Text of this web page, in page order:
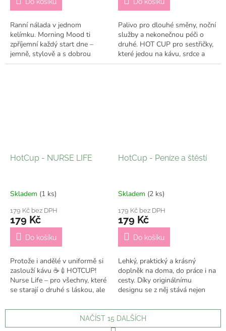
Ranní nálada v jednom
kelímku. Morning Mood ti
zpříjemní každý start dne –
jemně, stylově a s dobrou
energií. ✔️ Odesílám do 7
Palivo pro dlouhé směny, noční
služby a nekonečnou péči o
druhé. HOT CUP pro sestřičky,
které jedou na kávu, srdce a
odhodlání. ☕🩺🤍 ✔️ Odesílám
HotCup - NURSE LIFE
Skladem (1 ks)
179 Kč bez DPH
179 Kč
Do košíku
Protože i andělé v uniformě si
zaslouží kávu ☕️💉HOTCUP!
Nurse Life – pro všechny, které
se starají o druhé s láskou, ale
✔️ Odesílám do 7...
HotCup - Peníze a štěstí
Skladem (2 ks)
179 Kč bez DPH
179 Kč
Do košíku
Lehký, praktický a krásný
doplněk na doma, do práce i na
cesty. Díky originálnímu
designu se z něj stává nejen
doplněk, který ti bude dělat...
NAČÍST 15 DALŠÍCH